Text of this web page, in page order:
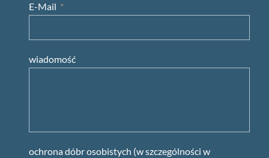
E-Mail
wiadomość
ochrona dóbr osobistych (w szczególności w